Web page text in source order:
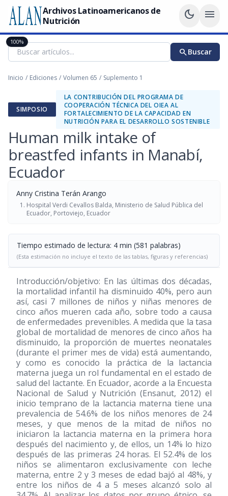
Archivos Latinoamericanos de
Nutrición
dark_mode menu
searchBuscar
Inicio / Ediciones / Volumen 65 / Suplemento 1
SIMPOSIO
LA CONTRIBUCIÓN DEL PROGRAMA DE
COOPERACIÓN TÉCNICA DEL OIEA AL
FORTALECIMIENTO DE LA CAPACIDAD EN
NUTRICIÓN PARA EL DESARROLLO SOSTENIBLE
Human milk intake of
breastfed infants in Manabí,
Ecuador
Anny Cristina Terán Arango
Hospital Verdi Cevallos Balda, Ministerio de Salud Pública del
Ecuador, Portoviejo, Ecuador
Tiempo estimado de lectura: 4 min (581 palabras)
(Esta estimación no incluye el texto de las tablas, figuras y referencias)
Introducción/objetivo: En las últimas dos décadas,
la mortalidad infantil ha disminuido 40%, pero aun
así, casi 7 millones de niños y niñas menores de
cinco años mueren cada año, sobre todo a causa
de enfermedades prevenibles. A medida que la tasa
global de mortalidad de menores de cinco años ha
disminuido, la proporción de muertes neonatales
(durante el primer mes de vida) está aumentando,
y como es conocido la práctica de la lactancia
materna juega un rol fundamental en el estado de
salud del lactante. En Ecuador, acorde a la Encuesta
Nacional de Salud y Nutrición (Ensanut, 2012) el
inicio temprano de la lactancia materna tiene una
prevalencia de 54.6% de los niños menores de 24
meses, y que menos de la mitad de niños no
iniciaron la lactancia materna en la primera hora
después del nacimiento y, de ellos, un 14% lo hizo
después de las primeras 24 horas. El 52.4% de los
niños se alimentaron exclusivamente con leche
materna, entre 2 y 3 meses de edad bajó al 48%, y
entre los niños de 4 a 5 meses alcanzó solo al
100%